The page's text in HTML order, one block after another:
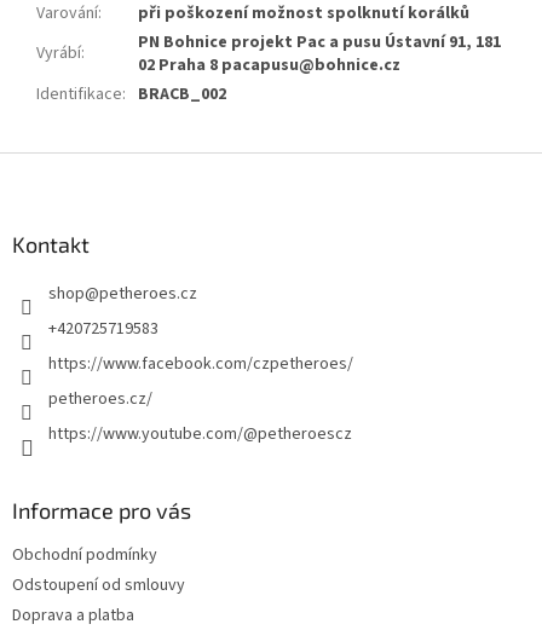
Varování:
při poškození možnost spolknutí korálků
Vyrábí:
PN Bohnice projekt Pac a pusu Ústavní 91, 181
02 Praha 8 pacapusu@bohnice.cz
Identifikace: BRACB_002
Kontakt
shop@petheroes.cz
+420725719583
https://www.facebook.com/czpetheroes/
petheroes.cz/
https://www.youtube.com/@petheroescz
Informace pro vás
Obchodní podmínky
Odstoupení od smlouvy
Doprava a platba